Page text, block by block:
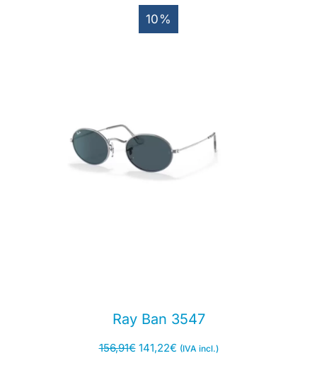
10%
Ray Ban 3547
156,91€ 141,22€ (IVA incl.)